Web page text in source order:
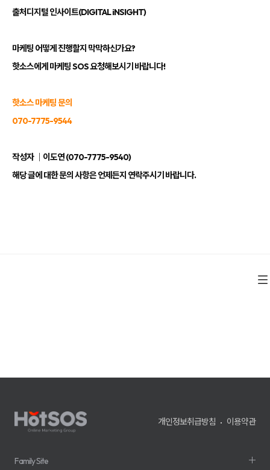
출처 디지털 인사이트(DIGITAL iNSIGHT)
마케팅 어떻게 진행할지 막막하신가요?
핫소스에게 마케팅 SOS 요청해보시기 바랍니다!
핫소스 마케팅 문의
070-7775-9544
작성자 ｜이도연 (070-7775-9540)
해당 글에 대한 문의 사항은 언제든지 연락주시기 바랍니다.
개인정보취급방침 이용약관
Family Site